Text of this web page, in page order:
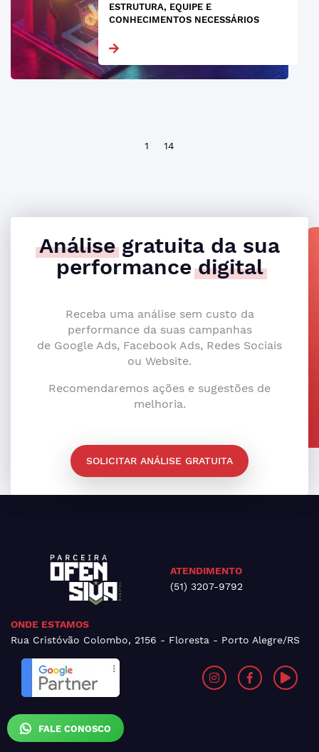
FALE CONOSCO
ESTRUTURA, EQUIPE E
CONHECIMENTOS NECESSÁRIOS
1 14
Análisegratuita da sua
performancedigital
Receba uma análise sem custo da
performance da suas campanhas
de Google Ads, Facebook Ads, Redes Sociais
ou Website.
Recomendaremos ações e sugestões de
melhoria.
SOLICITAR ANÁLISE GRATUITA
ATENDIMENTO
(51) 3207-9792
ONDE ESTAMOS
Rua Cristóvão Colombo, 2156 - Floresta - Porto Alegre/RS